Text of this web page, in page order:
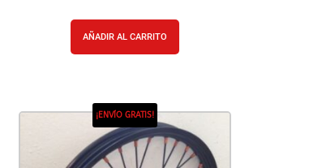
AÑADIR AL CARRITO
¡ENVÍO GRATIS!